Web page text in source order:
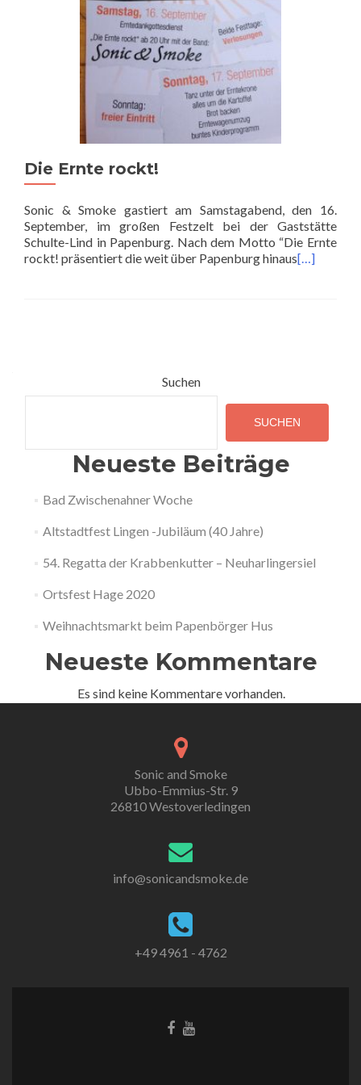
Die Ernte rockt!
Sonic & Smoke gastiert am Samstagabend, den 16.
September, im großen Festzelt bei der Gaststätte
Schulte-Lind in Papenburg. Nach dem Motto “Die Ernte
rockt! präsentiert die weit über Papenburg hinaus[…]
Suchen
SUCHEN
Neueste Beiträge
Bad Zwischenahner Woche
Altstadtfest Lingen -Jubiläum (40 Jahre)
54. Regatta der Krabbenkutter – Neuharlingersiel
Ortsfest Hage 2020
Weihnachtsmarkt beim Papenbörger Hus
Neueste Kommentare
Es sind keine Kommentare vorhanden.
Sonic and Smoke
Ubbo-Emmius-Str. 9
26810 Westoverledingen
info@sonicandsmoke.de
+49 4961 - 4762